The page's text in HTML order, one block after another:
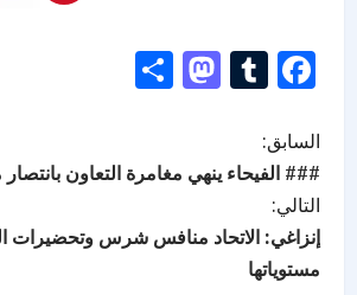
Facebook
Tumblr
Mastodon
السابق:
### الفيحاء ينهي مغامرة التعاون
التالي:
إنزاغي: الاتحاد منافس شرس وتحضيرات
مستوياتها